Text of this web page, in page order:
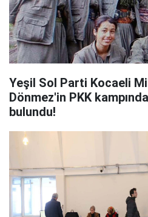
Yeşil Sol Parti Kocaeli
Dönmez'in PKK
bulundu!